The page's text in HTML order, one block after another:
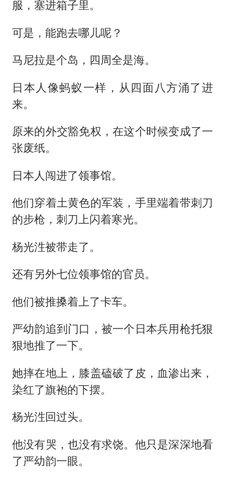
服，塞进箱子里。
可是，能跑去哪儿呢？
马尼拉是个岛，四周全是海。
日本人像蚂蚁一样，从四面八方涌了进
来。
原来的外交豁免权，在这个时候变成了一
张废纸。
日本人闯进了领事馆。
他们穿着土黄色的军装，手里端着带刺刀
的步枪，刺刀上闪着寒光。
杨光泩被带走了。
还有另外七位领事馆的官员。
他们被推搡着上了卡车。
严幼韵追到门口，被一个日本兵用枪托狠
狠地推了一下。
她摔在地上，膝盖磕破了皮，血渗出来，
染红了旗袍的下摆。
杨光泩回过头。
他没有哭，也没有求饶。他只是深深地看
了严幼韵一眼。